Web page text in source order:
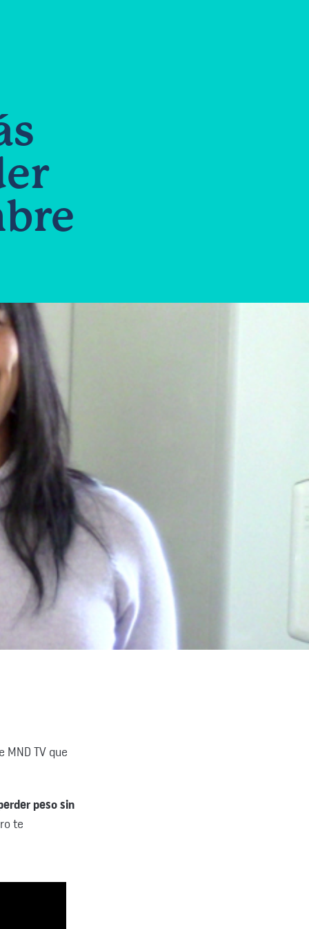
TV que
peso sin
te